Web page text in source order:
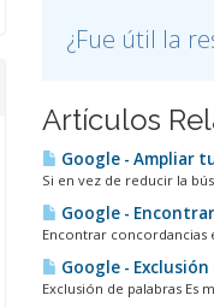
¿Fue útil la
Artículos
Google - Ampliar
Si en vez de reducir la
Google -
Encontrar concordancias
Google -
Exclusión de palabras Es